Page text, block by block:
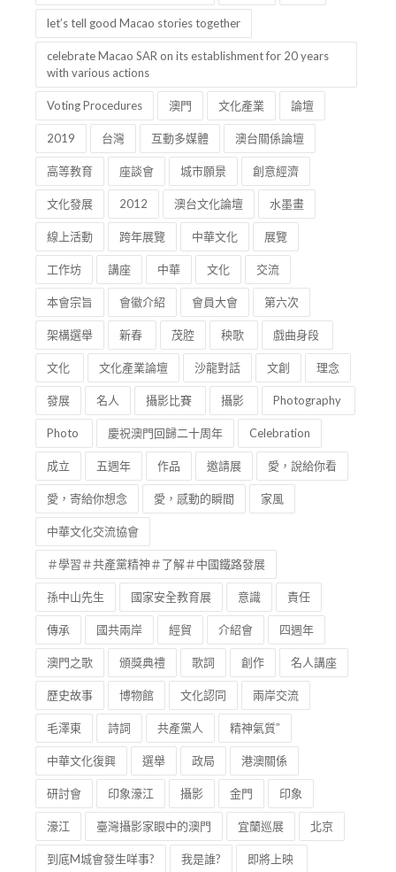
let’s tell good Macao stories together
celebrate Macao SAR on its establishment for 20 years
with various actions
Voting Procedures 澳門 文化產業 論壇
2019 台灣 互動多媒體 澳台關係論壇
高等教育 座談會 城市願景 創意經濟
文化發展 2012 澳台文化論壇 水墨畫
線上活動 跨年展覽 中華文化 展覽
工作坊 講座 中華 文化 交流
本會宗旨 會徽介紹 會員大會 第六次
架構選舉 新春 茂腔 秧歌 戲曲身段
文化 文化產業論壇 沙龍對話 文創 理念
發展 名人 攝影比賽 攝影 Photography
Photo 慶祝澳門回歸二十周年 Celebration
成立 五週年 作品 邀請展 愛，說給你看
愛，寄給你想念 愛，感動的瞬間 家風
中華文化交流協會
＃學習＃共產黨精神＃了解＃中國鐵路發展
孫中山先生 國家安全教育展 意識 責任
傳承 國共兩岸 經貿 介紹會 四週年
澳門之歌 頒獎典禮 歌詞 創作 名人講座
歷史故事 博物館 文化認同 兩岸交流
毛澤東 詩詞 共產黨人 精神氣質”
中華文化復興 選舉 政局 港澳關係
研討會 印象濠江 攝影 金門 印象
濠江 臺灣攝影家眼中的澳門 宜蘭巡展 北京
到底M城會發生咩事? 我是誰? 即將上映